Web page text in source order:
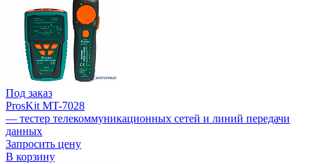
Под заказ
ProsKit MT-7028
— тестер телекоммуникационных сетей и линий передачи
данных
Запросить цену
В корзину